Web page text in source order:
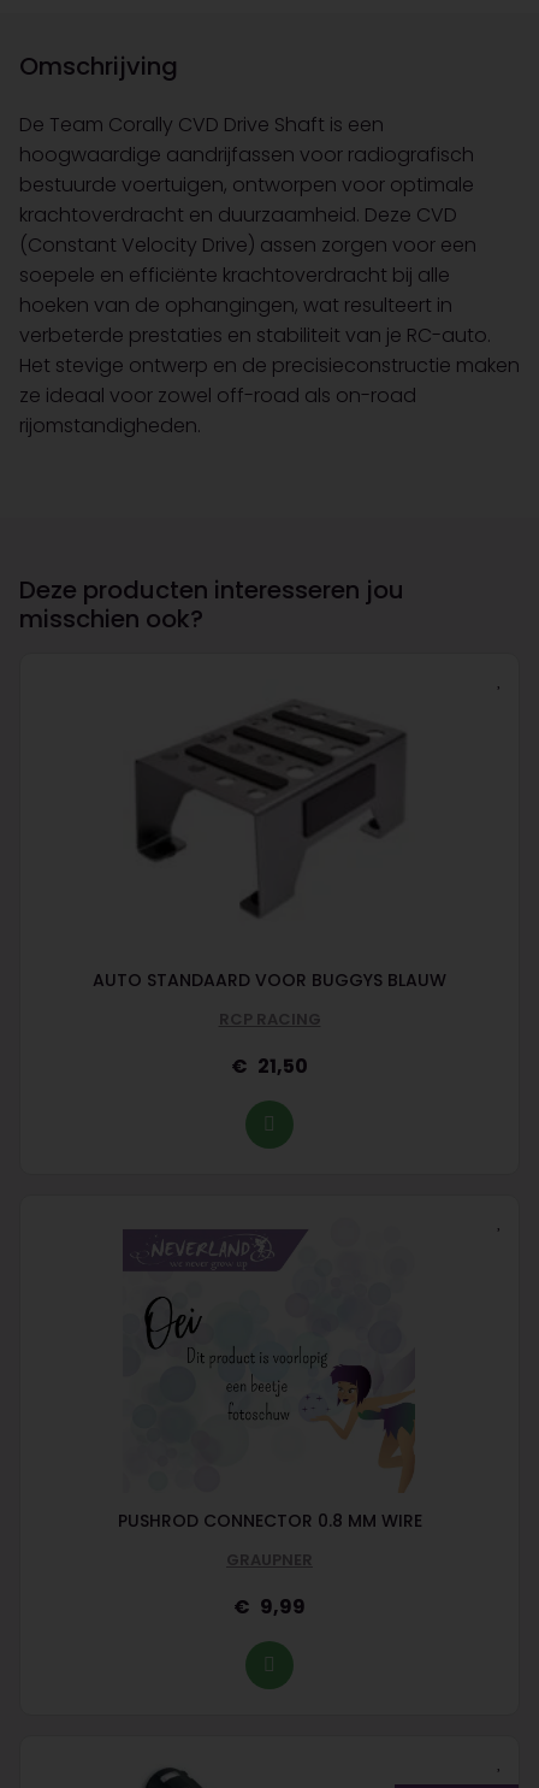
Omschrijving
De Team Corally CVD Drive Shaft is een
hoogwaardige aandrijfassen voor radiografisch
bestuurde voertuigen, ontworpen voor optimale
krachtoverdracht en duurzaamheid. Deze CVD
(Constant Velocity Drive) assen zorgen voor een
soepele en efficiënte krachtoverdracht bij alle
hoeken van de ophangingen, wat resulteert in
verbeterde prestaties en stabiliteit van je RC-auto.
Het stevige ontwerp en de precisieconstructie maken
ze ideaal voor zowel off-road als on-road
rijomstandigheden.
Deze producten interesseren jou
misschien ook?
AUTO STANDAARD VOOR BUGGYS BLAUW
RCP RACING
21,50
PUSHROD CONNECTOR 0.8 MM WIRE
GRAUPNER
9,99